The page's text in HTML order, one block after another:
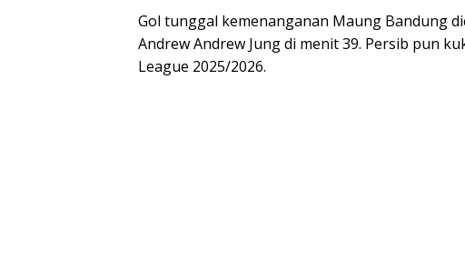
Gol tunggal kemenanganan Maung Bandung
Andrew Andrew Jung di menit 39. Persib pun
League 2025/2026.